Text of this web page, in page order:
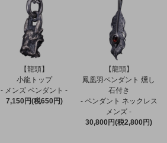
【龍頭】
小龍トップ
- メンズ ペンダント -
7,150円(税650円)
【龍頭】
鳳凰羽ペンダント 燻し
石付き
- ペンダント ネックレス
メンズ -
30,800円(税2,800円)